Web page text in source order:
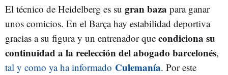
El técnico de Heidelberg es su gran baza para ganar
unos comicios. En el Barça hay estabilidad deportiva
gracias a su figura y un entrenador que condiciona su
continuidad a la reelección del abogado barcelonés,
tal y como ya ha informado Culemanía. Por este